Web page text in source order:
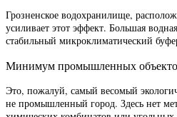
Грозненское водохранилище,
усиливает этот эффект. Большая
стабильный микроклиматический
Минимум промышленных
Это, пожалуй, самый весомый
не промышленный город. Здесь нет